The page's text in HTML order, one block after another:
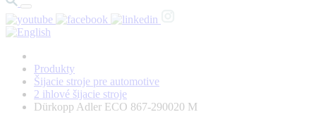
Produkty
Šijacie stroje pre automotive
2 ihlové šijacie stroje
Dürkopp Adler ECO 867-290020 M